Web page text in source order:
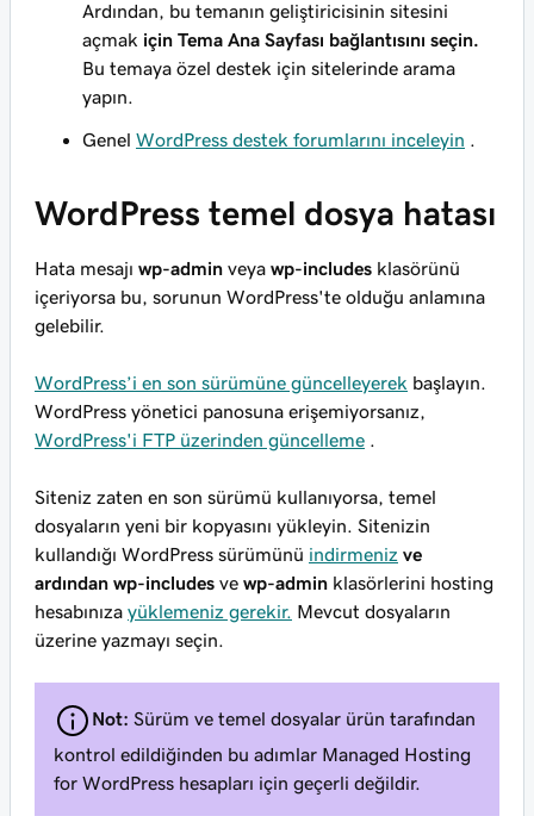
Ardından, bu temanın geliştiricisinin sitesini
açmak için Tema Ana Sayfası bağlantısını seçin.
Bu temaya özel destek için sitelerinde arama
yapın.
Genel WordPress destek forumlarını inceleyin
WordPress temel dosya hatası
Hata mesajı wp-admin veya wp-includes klasörünü
içeriyorsa bu, sorunun WordPress'te olduğu anlamına
gelebilir.
WordPress’i en son sürümüne güncelleyerek başlayın.
WordPress yönetici panosuna erişemiyorsanız,
WordPress'i FTP üzerinden güncelleme
Siteniz zaten en son sürümü kullanıyorsa, temel
dosyaların yeni bir kopyasını yükleyin. Sitenizin
kullandığı WordPress sürümünü indirmeniz ve
ardından wp-includes ve wp-admin klasörlerini hosting
hesabınıza yüklemeniz gerekir. Mevcut dosyaların
üzerine yazmayı seçin.
Not: Sürüm ve temel dosyalar ürün tarafından
kontrol edildiğinden bu adımlar Managed Hosting
for WordPress hesapları için geçerli değildir.